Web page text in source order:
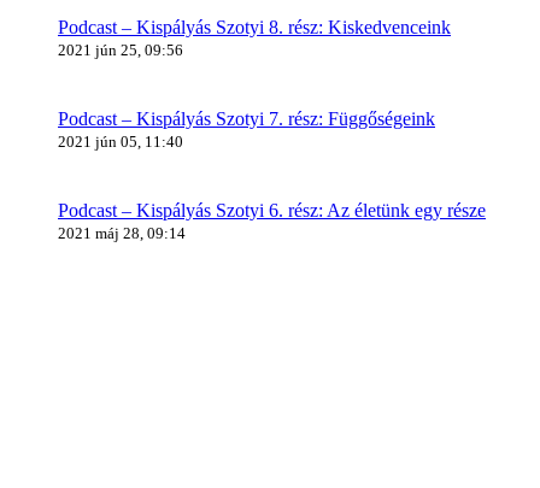
Podcast – Kispályás Szotyi 8. rész: Kiskedvenceink
2021 jún 25, 09:56
Podcast – Kispályás Szotyi 7. rész: Függőségeink
2021 jún 05, 11:40
Podcast – Kispályás Szotyi 6. rész: Az életünk egy része
2021 máj 28, 09:14